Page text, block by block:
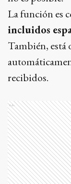
La función es
incluidos
También, está
recibidos.
Ads